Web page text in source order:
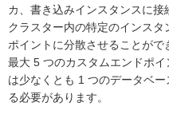
カ、書き込みインスタンスに接
クラスター内の特定のインス
ポイントに分散させることが
最大 5 つのカスタムエンドポ
は少なくとも 1 つのデータベ
る必要があります。